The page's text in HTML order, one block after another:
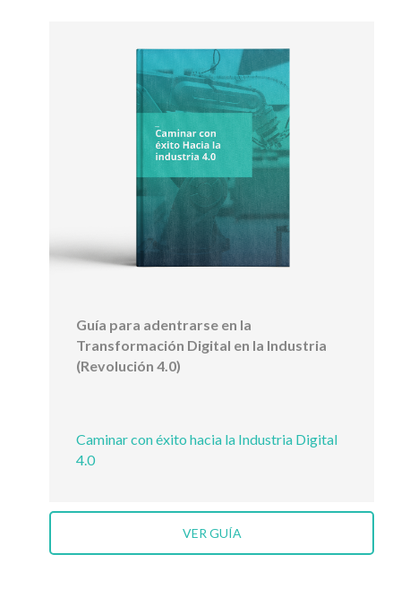
Guía para adentrarse en la
Transformación Digital en la Industria
(Revolución 4.0)
Caminar con éxito hacia la Industria Digital
4.0
VER GUÍA